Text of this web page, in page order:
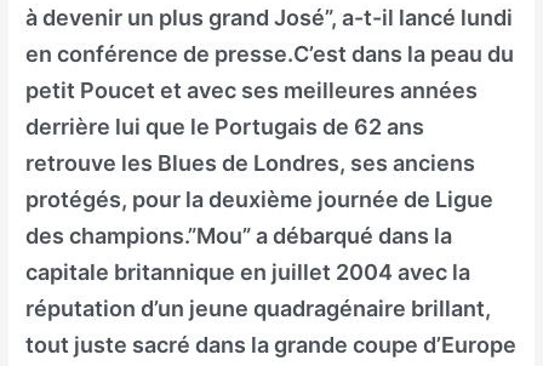
à devenir un plus grand José”, a-t-il lancé lundi
en conférence de presse.C’est dans la peau du
petit Poucet et avec ses meilleures années
derrière lui que le Portugais de 62 ans
retrouve les Blues de Londres, ses anciens
protégés, pour la deuxième journée de Ligue
des champions.”Mou” a débarqué dans la
capitale britannique en juillet 2004 avec la
réputation d’un jeune quadragénaire brillant,
tout juste sacré dans la grande coupe d’Europe